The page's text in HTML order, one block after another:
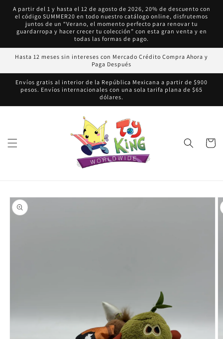
directamente
al contenido
A partir del 1 y hasta el 12 de agosto de 2026, 20% de descuento con
el código SUMMER20 en todo nuestro catálogo online, disfrutemos
juntos de un “Verano, el momento perfecto para renovar tu
guardarropa y hacer crecer tu colección” con esta gran venta y en
todas las formas de pago.
Hasta 12 meses sin intereses con Mercado Crédito Compra Ahora y
Paga Después
Envíos gratis al interior de la República Mexicana a partir de $900
pesos. Envíos internacionales con una sola tarifa plana de $65
dólares.
Carrito
directamente
a la
información